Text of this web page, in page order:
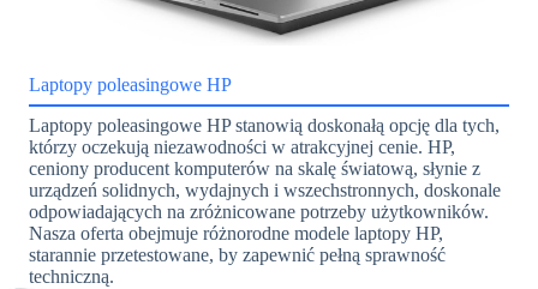
Laptopy poleasingowe HP
Laptopy poleasingowe HP stanowią doskonałą opcję dla tych,
którzy oczekują niezawodności w atrakcyjnej cenie. HP,
ceniony producent komputerów na skalę światową, słynie z
urządzeń solidnych, wydajnych i wszechstronnych, doskonale
odpowiadających na zróżnicowane potrzeby użytkowników.
Nasza oferta obejmuje różnorodne modele laptopy HP,
starannie przetestowane, by zapewnić pełną sprawność
techniczną.